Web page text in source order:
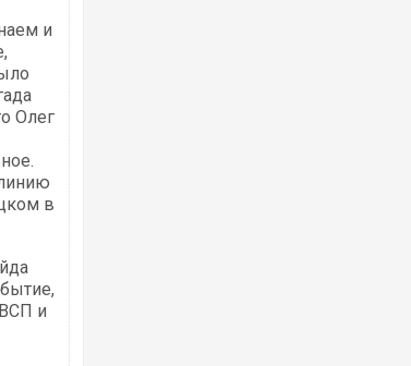
и
Олег
в
и